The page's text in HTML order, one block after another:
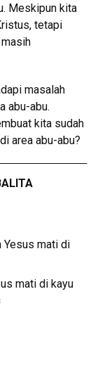
Meskipun kita
tetapi
masalah
abu-abu.
kita sudah
area abu-abu?
Yesus mati di
mati di kayu